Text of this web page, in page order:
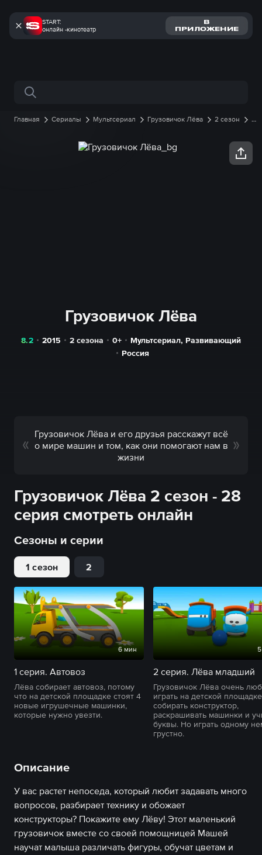
START:
онлайн -кинотеатр
В
ПРИЛОЖЕНИЕ
Поиск по сайту
Главная Сериалы Мультсериал Грузовичок Лёва
2 сезон
Грузовичок Лёва
8.2 2015 2 сезона 0+ Мультсериал, Развивающий
Россия
Грузовичок Лёва и его друзья расскажут всё
о мире машин и том, как они помогают нам в
жизни
Грузовичок Лёва 2 сезон - 28
серия смотреть онлайн
Сезоны и серии
1 сезон 2
6 мин
1 серия. Автовоз
Лёва собирает автовоз, потому
что на детской площадке стоят 4
новые игрушечные машинки,
которые нужно увезти.
2 серия. Лёва младший
Грузовичок Лёва очень
играть на детской
собирать конструктор,
раскрашивать машинки и
буквы. Но играть одному
грустно.
Описание
У вас растет непоседа, который любит задавать много
вопросов, разбирает технику и обожает
конструкторы? Покажите ему Лёву! Этот маленький
грузовичок вместе со своей помощницей Машей
научат малыша различать фигуры, обучат цветам и